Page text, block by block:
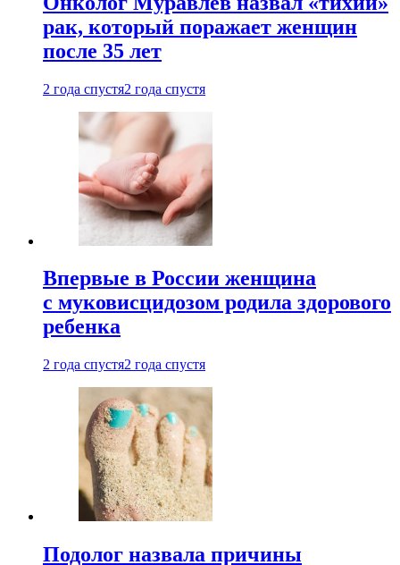
рак, который поражает женщин
после 35 лет
2 года спустя2 года спустя
Впервые в России женщина
с муковисцидозом родила здорового
ребенка
2 года спустя2 года спустя
Подолог назвала причины